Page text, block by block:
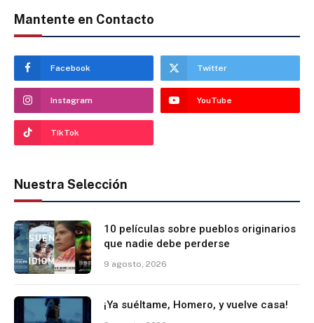
Mantente en Contacto
Facebook Twitter
Instagram YouTube
TikTok
Nuestra Selección
10 películas sobre pueblos originarios
que nadie debe perderse
9 agosto, 2026
¡Ya suéltame, Homero, y vuelve casa!